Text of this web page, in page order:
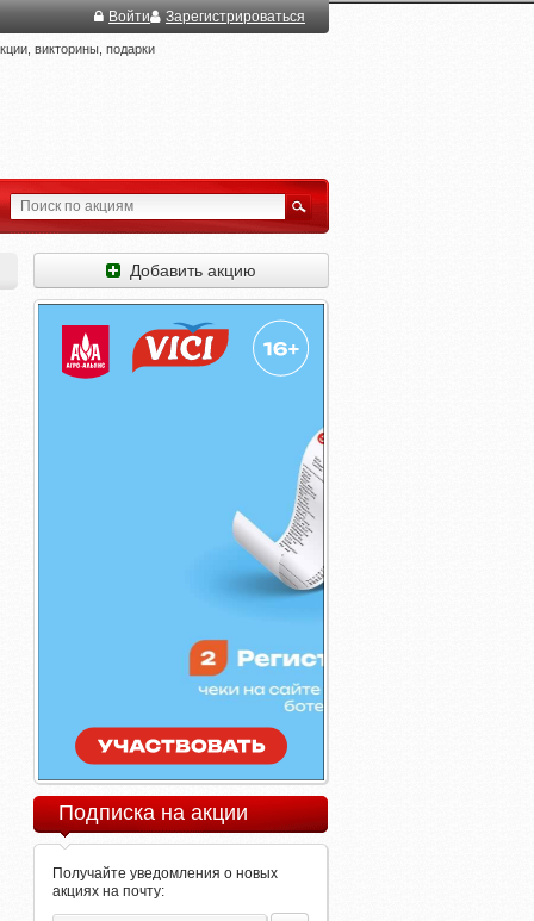
Войти Зарегистрироваться
викторины, подарки
Добавить акцию
Подписка на акции
Получайте уведомления о новых
акциях на почту: